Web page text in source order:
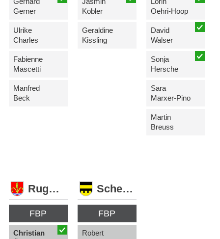
Gerner
Ulrike
Charles
Fabienne
Mascetti
Manfred
Beck
Kobler
Geraldine
Kissling
Oehri-Hoop
David
Walser
Sonja
Hersche
Sara
Marxer-Pino
Martin
Breuss
Ruggell
FBP
Christian
Schellenberg
FBP
Robert